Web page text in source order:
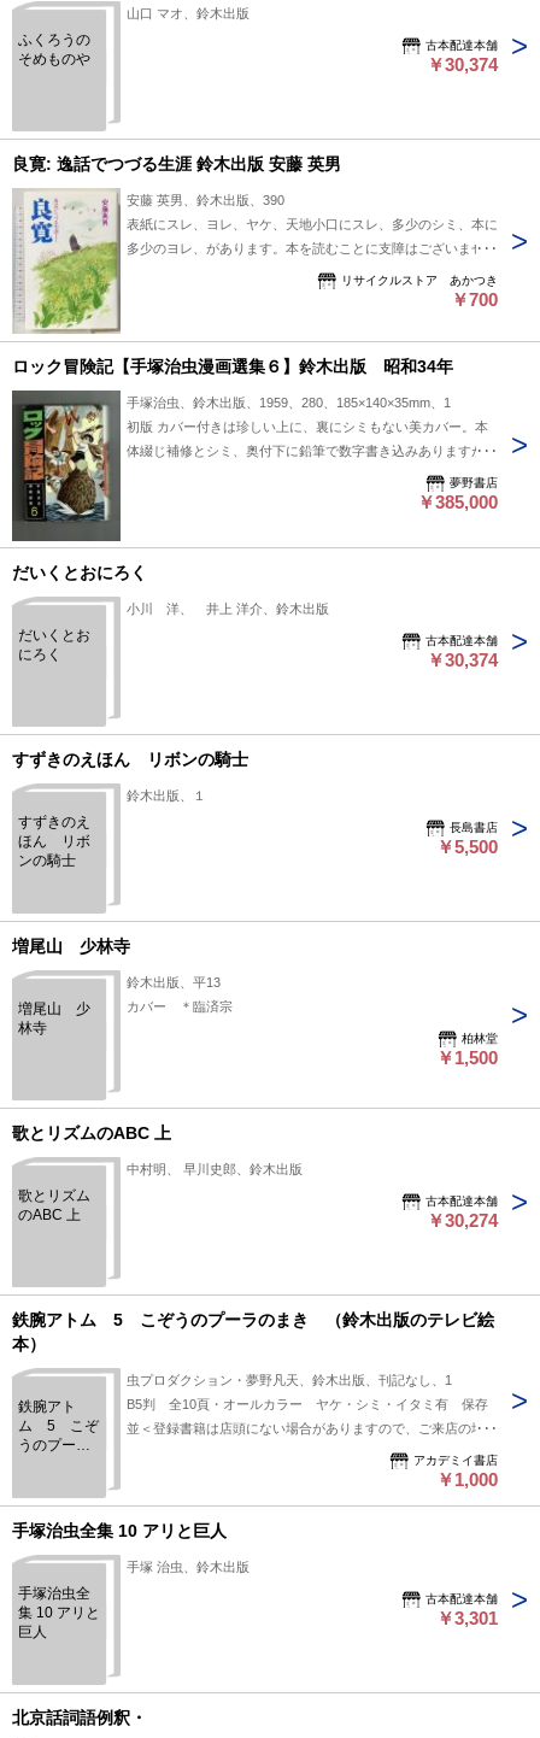
ふくろうの
そめものや
山口 マオ、鈴木出版
古本配達本舗
￥30,374
良寛: 逸話でつづる生涯 鈴木出版 安藤 英男
安藤 英男、鈴木出版、390
表紙にスレ、ヨレ、ヤケ、天地小口にスレ、多少のシミ、本に
多少のヨレ、があります。本を読むことに支障はございませ
ん。※注意事項※■商品・状態はコンディションガイドライン
に基づき、判断・出品されております。■付録等の付属品があ
さい。※
リサイクルストア あかつき
￥700
ロック冒険記【手塚治虫漫画選集６】鈴木出版 昭和34年
手塚治虫、鈴木出版、1959、280、185×140×35mm、1
初版 カバー付きは珍しい上に、裏にシミもない美カバー。本
体綴じ補修とシミ、奥付下に鉛筆で数字書き込みありますが、
夢野書店
￥385,000
だいくとおにろく
だいくとお
にろく
小川 洋、 井上 洋介、鈴木出版
古本配達本舗
￥30,374
すずきのえほん リボンの騎士
すずきのえ
ほん リボ
ンの騎士
鈴木出版、１
長島書店
￥5,500
増尾山 少林寺
増尾山 少
林寺
鈴木出版、平13
カバー ＊臨済宗
柏林堂
￥1,500
歌とリズムのABC 上
歌とリズム
のABC 上
中村明、 早川史郎、鈴木出版
古本配達本舗
￥30,274
鉄腕アトム 5 こぞうのプーラのまき （鈴木出版のテレビ絵
本）
鉄腕アト
ム 5 こぞ
うのプーラ
のテレビ絵
本）
虫プロダクション・夢野凡天、鈴木出版、刊記なし、1
B5判 全10頁・オールカラー ヤケ・シミ・イタミ有 保存
並＜登録書籍は店頭にない場合がありますので、ご来店の場合
アカデミイ書店
￥1,000
手塚治虫全集 10 アリと巨人
手塚治虫全
集 10 アリと
巨人
手塚 治虫、鈴木出版
古本配達本舗
￥3,301
北京話詞語例釈・